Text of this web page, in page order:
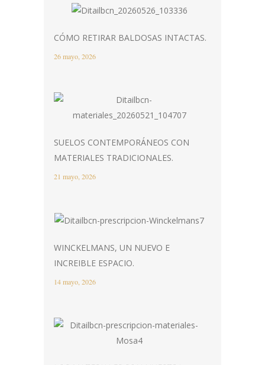
CÓMO RETIRAR BALDOSAS INTACTAS.
26 mayo, 2026
SUELOS CONTEMPORÁNEOS CON
MATERIALES TRADICIONALES.
21 mayo, 2026
WINCKELMANS, UN NUEVO E
INCREIBLE ESPACIO.
14 mayo, 2026